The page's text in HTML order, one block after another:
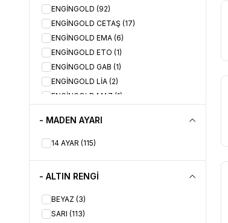
25(9)
ENGİNGOLD (92)
ENGİNGOLD CETAŞ (17)
ENGİNGOLD EMA (6)
ENGİNGOLD ETO (1)
ENGİNGOLD GAB (1)
ENGİNGOLD LİA (2)
ENGİNGOLD MAZ (1)
ENGİNGOLD RZG
ENGİNGOLD SERİDA
- MADEN AYARI
14 AYAR (115)
- ALTIN RENGİ
BEYAZ (3)
SARI (113)